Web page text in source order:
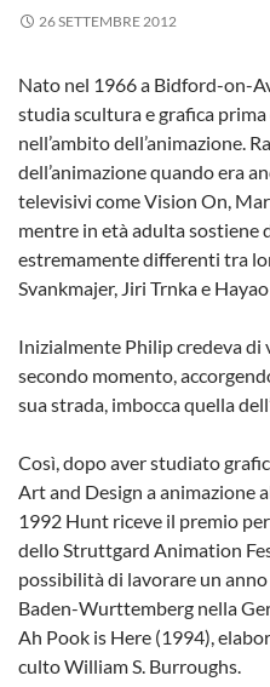
26 SETTEMBRE 2012
Nato nel 1966 a Bidford-on-
studia scultura e grafica
nell’ambito dell’animazione.
dell’animazione quando era
televisivi come Vision On,
mentre in età adulta sostiene
estremamente differenti tra
Svankmajer, Jiri Trnka e
Inizialmente Philip credeva
secondo momento,
sua strada, imbocca quella
Così, dopo aver studiato
Art and Design a animazione
1992 Hunt riceve il premio
dello Struttgard Animation
possibilità di lavorare un
Baden-Wurttemberg nella
Ah Pook is Here (1994),
culto William S. Burroughs.